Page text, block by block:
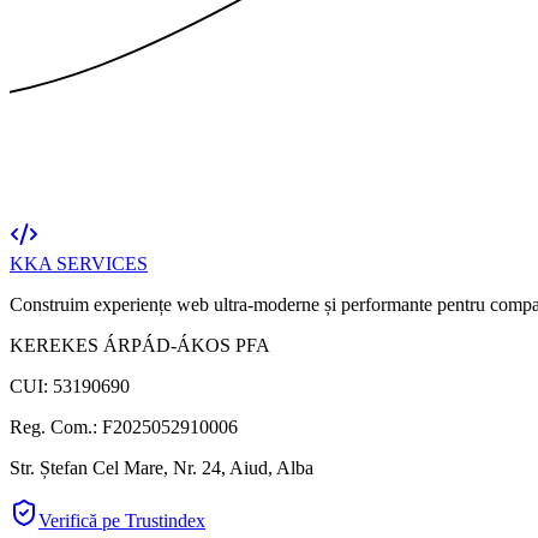
KKA SERVICES
Construim experiențe web ultra-moderne și performante pentru
KEREKES ÁRPÁD-ÁKOS PFA
CUI: 53190690
Reg. Com.: F2025052910006
Str. Ștefan Cel Mare, Nr. 24, Aiud, Alba
Verifică pe Trustindex